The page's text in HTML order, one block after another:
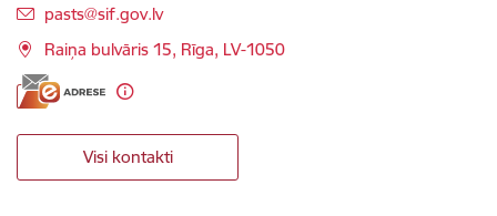
E-pasts:
pasts@sif.gov.lv
Raiņa bulvāris 15, Rīga, LV-1050
Visi kontakti